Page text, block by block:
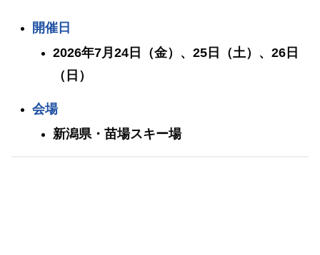
開催日
2026年7月24日（金）、25日（土）、26日
（日）
会場
新潟県・苗場スキー場